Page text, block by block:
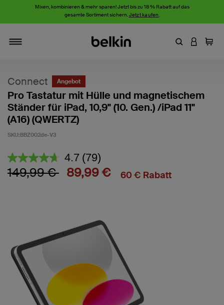
Mixen, kombinieren & mehr sparen! Jetzt bis zu 18 % Rabatt auf das
gesamte Sortiment sichern.Jetzt kaufen.
Stichwort
AN
Connect Angebot
Pro Tastatur mit Hülle und magnetischem
Ständer für iPad, 10,9" (10. Gen.) /iPad 11"
(A16) (QWERTZ)
SKU:BBZ002de-V3
4,2 von 5 Kundenrezension
4.7 79
Bewertungen
lesen.
(79)
Preis reduziert von
149,99 €auf89,99 € 60 € Rabatt